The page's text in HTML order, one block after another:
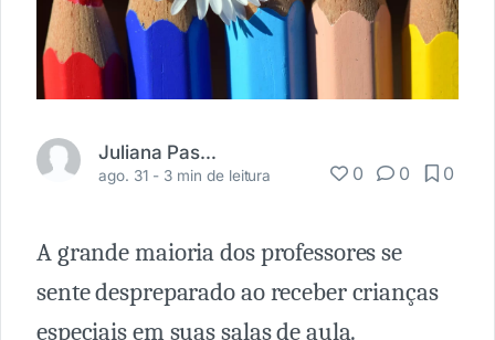
Juliana Paschoalini
ago. 31 - 3 min de leitura 0 0 0
A grande maioria dos professores se
sente despreparado ao receber crianças
especiais em suas salas de aula.